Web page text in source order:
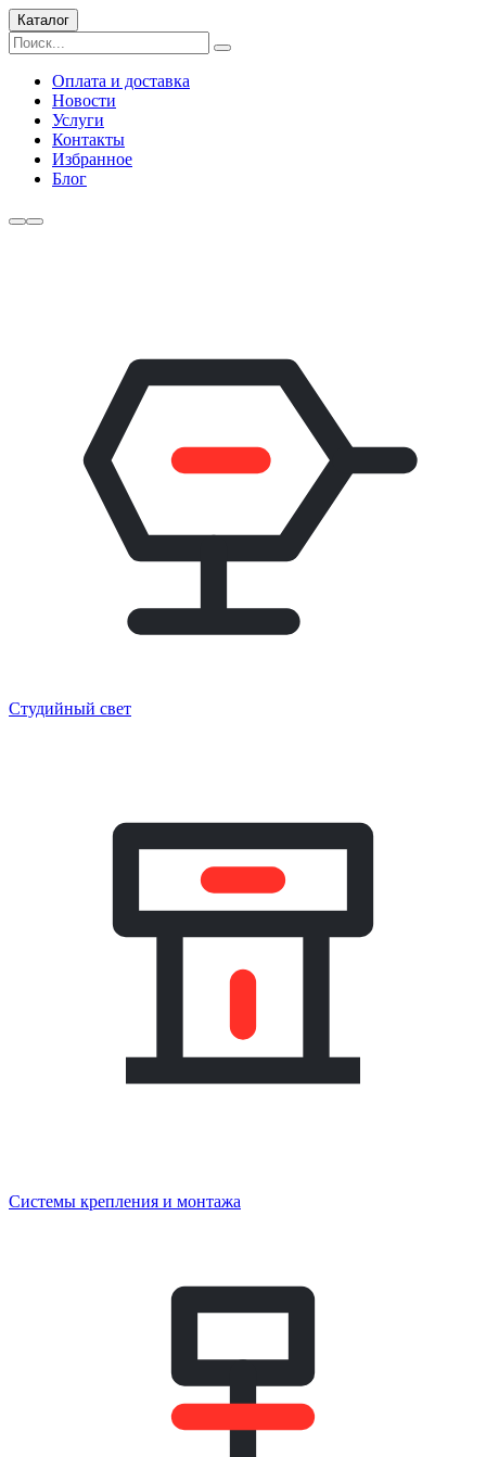
Каталог
Оплата и доставка
Новости
Услуги
Контакты
Избранное
Блог
Студийный свет
Системы крепления и монтажа